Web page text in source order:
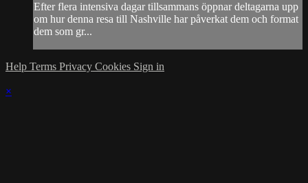
Efter flera intensiva dagar tillsammans öppnar deltagarna upp
om hur denna resa till Nashville har påverkat dem och format
dem som gr...
Help Terms Privacy Cookies Sign in
×